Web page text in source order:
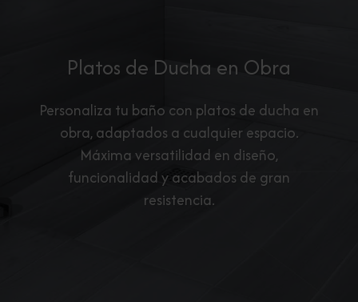
Platos de Ducha en Obra
Personaliza tu baño con platos de ducha en
obra, adaptados a cualquier espacio.
Máxima versatilidad en diseño,
funcionalidad y acabados de gran
resistencia.